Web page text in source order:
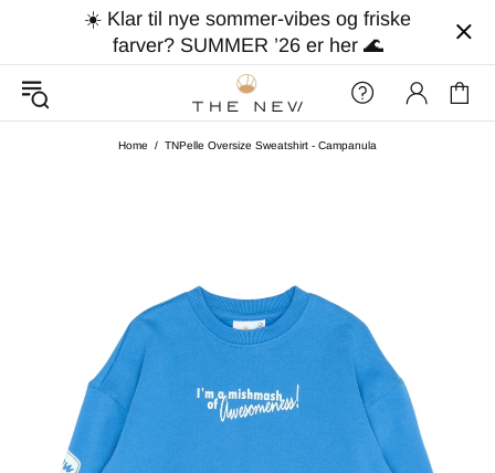
☀️ Klar til nye sommer-vibes og friske
farver? SUMMER ’26 er her 🌊
Home TNPelle Oversize Sweatshirt - Campanula